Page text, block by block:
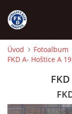
ÚVOD
Úvod Fotoalbum
FKD A- Hoštice A